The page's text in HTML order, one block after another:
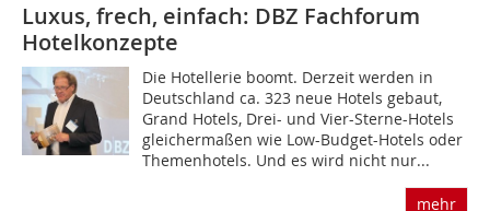
Luxus, frech, einfach: DBZ Fachforum
Hotelkonzepte
Die Hotellerie boomt. Derzeit werden in
Deutschland ca. 323 neue Hotels gebaut,
Grand Hotels, Drei- und Vier-Sterne-Hotels
gleichermaßen wie Low-Budget-Hotels oder
Themenhotels. Und es wird nicht nur...
mehr